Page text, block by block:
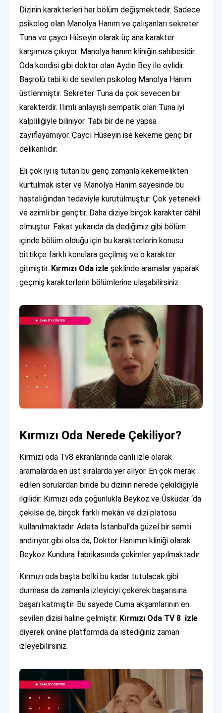
Dizinin karakterleri her bölüm değişmektedir. Sadece
psikolog olan Manolya Hanım ve çalışanları sekreter
Tuna ve çaycı Hüseyin olarak üç ana karakter
karşımıza çıkıyor. Manolya hanım kliniğin sahibesidir.
Oda kendisi gibi doktor olan Aydın Bey ile evlidir.
Başrolü tabi ki de sevilen psikolog Manolya Hanım
üstlenmiştir. Sekreter Tuna da çok sevecen bir
karakterdir. Ilımlı anlayışlı sempatik olan Tuna iyi
kalpliliğiyle biliniyor. Tabi bir de ne yapsa
zayıflayamıyor. Çaycı Hüseyin ise kekeme genç bir
delikanlıdır.
Eli çok iyi iş tutan bu genç zamanla kekemelikten
kurtulmak ister ve Manolya Hanım sayesinde bu
hastalığından tedaviyle kurutulmuştur. Çok yetenekli
ve azimli bir gençtir. Daha diziye birçok karakter dâhil
olmuştur. Fakat yukarıda da dediğimiz gibi bölüm
içinde bölüm olduğu için bu karakterlerin konusu
bittikçe farklı konulara geçilmiş ve o karakter
gitmiştir. Kırmızı Oda izle şeklinde aramalar yaparak
geçmiş karakterlerin bölümlerine ulaşabilirsiniz.
Kırmızı Oda Nerede Çekiliyor?
Kırmızı oda Tv8 ekranlarında canlı izle olarak
aramalarda en üst sıralarda yer alıyor. En çok merak
edilen sorulardan biride bu dizinin nerede çekildiğiyle
ilgilidir. Kırmızı oda çoğunlukla Beykoz ve Üsküdar ‘da
çekilse de, birçok farklı mekân ve dizi platosu
kullanılmaktadır. Adeta İstanbul’da güzel bir semti
andırıyor gibi olsa da, Doktor Hanımın kliniği olarak
Beykoz Kundura fabrikasında çekimler yapılmaktadır.
Kırmızı oda başta belki bu kadar tutulacak gibi
durmasa da zamanla izleyiciyi çekerek başarısına
başarı katmıştır. Bu sayede Cuma akşamlarının en
sevilen dizisi haline gelmiştir. Kırmızı Oda TV 8 izle
diyerek online platformda da istediğiniz zaman
izleyebilirsiniz.